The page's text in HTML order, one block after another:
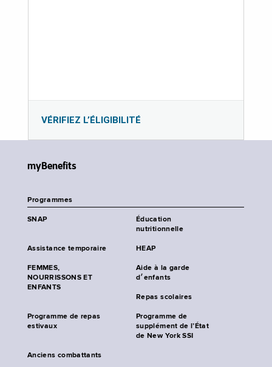
VÉRIFIEZ L’ÉLIGIBILITÉ
myBenefits
Programmes
SNAP
Éducation
nutritionnelle
Assistance temporaire HEAP
FEMMES,
NOURRISSONS ET
ENFANTS
Aide à la garde
d׳enfants
Repas scolaires
Programme de repas
estivaux
Programme de
supplément de l’État
de New York SSI
Anciens combattants